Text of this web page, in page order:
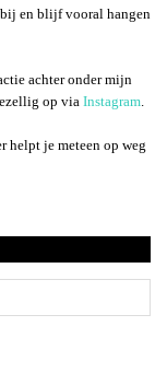
en blijf vooral hangen
achter onder mijn
op via Instagram
helpt je meteen op weg